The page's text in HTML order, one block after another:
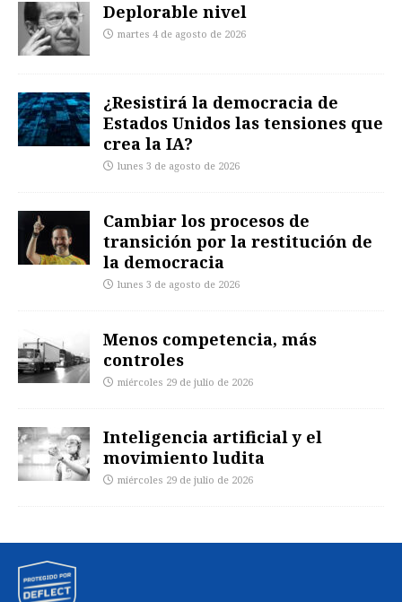
Deplorable nivel
martes 4 de agosto de 2026
¿Resistirá la democracia de
Estados Unidos las tensiones que
crea la IA?
lunes 3 de agosto de 2026
Cambiar los procesos de
transición por la restitución de
la democracia
lunes 3 de agosto de 2026
Menos competencia, más
controles
miércoles 29 de julio de 2026
Inteligencia artificial y el
movimiento ludita
miércoles 29 de julio de 2026